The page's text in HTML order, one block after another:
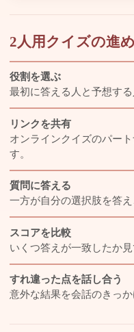
2人用クイズの進
役割を選ぶ
最初に答える人と予想する
リンクを共有
オンラインクイズのパー
す。
質問に答える
一方が自分の選択肢を答
スコアを比較
いくつ答えが一致したか見
すれ違った点を話し合う
意外な結果を会話のきっか